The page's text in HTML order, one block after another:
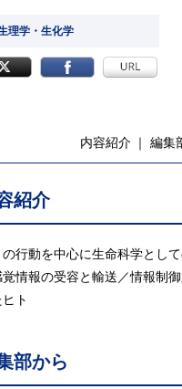
理学・生化学
内容紹介 編集
紹介
の行動を中心に生命科学とし
覚情報の受容と輸送／情報制
ト
部から